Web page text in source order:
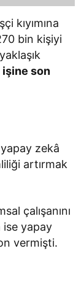
kıyımına
bin kişiyi
son
zekâ
artırmak
çalışanını
ise yapay
vermişti.